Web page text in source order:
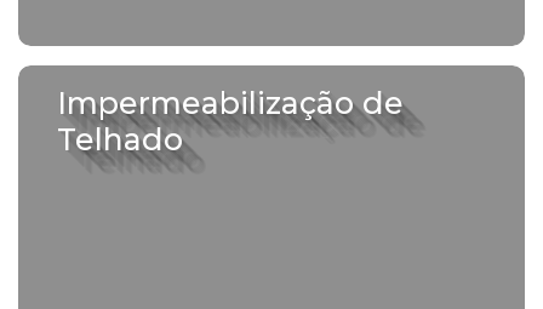
Impermeabilização de
Telhado